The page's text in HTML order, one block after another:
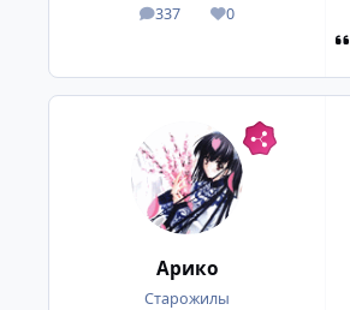
337
посты 0
Репутация
Арико
Старожилы